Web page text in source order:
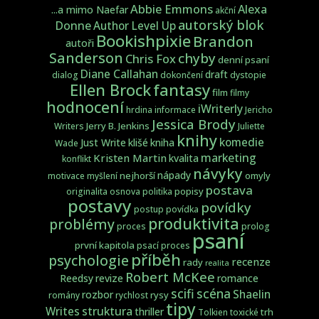
...a mimo NaefarAbbie Emmons akční Alexa
DonneAuthor Level Upautorský blok
autoři BookishpixieBrandon
Sanderson Chris Foxchybydenní psaní
dialog Diane Callahan dokončení draft dystopie
Ellen Brockfantasyfilm filmy
hodnoceníhrdina informace iWriterlyJericho
Writers Jerry B. Jenkins Jessica BrodyJuliette
Wade Just Write klišé kniha knihykomedie
konflikt Kristen Martinkvalita marketing
motivace myšlení nejhoršínápady návyky omyly
originalita osnova politika popisy postava
postavy postup povídka povídky
problémyproces produktivita prolog
první kapitola psací proces psaní
psychologie příběh rady realita recenze
Reedsyrevize Robert McKee romance
rományrozborrychlostrysy scifi scéna Shaelin
Writes struktura thriller tipy Tolkien toxické trh